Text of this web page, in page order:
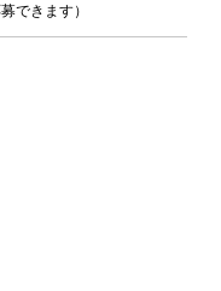
できます）